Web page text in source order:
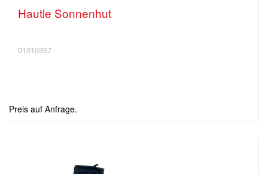
Hautle Sonnenhut
01010357
Preis auf Anfrage.